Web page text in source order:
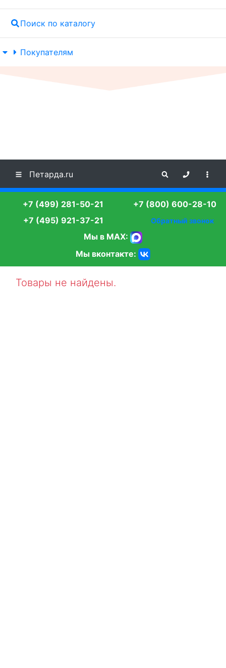
Поиск по каталогу
Покупателям
Петарда.ru
+7 (499) 281-50-21
+7 (495) 921-37-21
+7 (800) 600-28-10
Обратный звонок
Мы в MAX:
Мы вконтакте:
Товары не найдены.